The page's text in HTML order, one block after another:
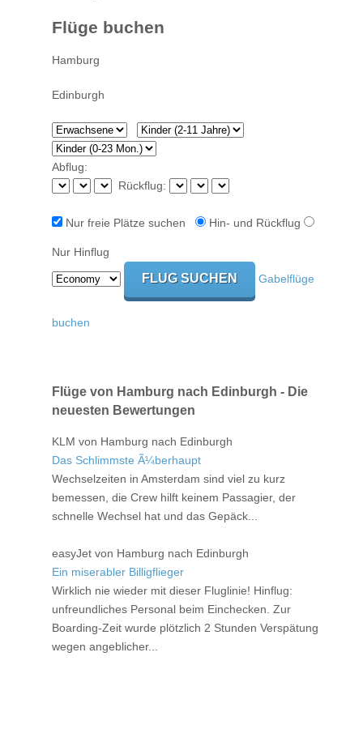
Flüge buchen
Abflug:
Rückflug:
Nur freie Plätze suchen Hin- und Rückflug
Nur Hinflug
Gabelflüge
buchen
Flüge von Hamburg nach Edinburgh - Die
neuesten Bewertungen
KLM von Hamburg nach Edinburgh
Das Schlimmste Ã¼berhaupt
Wechselzeiten in Amsterdam sind viel zu kurz
bemessen, die Crew hilft keinem Passagier, der
schnelle Wechsel hat und das Gepäck...
easyJet von Hamburg nach Edinburgh
Ein miserabler Billigflieger
Wirklich nie wieder mit dieser Fluglinie! Hinflug:
unfreundliches Personal beim Einchecken. Zur
Boarding-Zeit wurde plötzlich 2 Stunden Verspätung
wegen angeblicher...